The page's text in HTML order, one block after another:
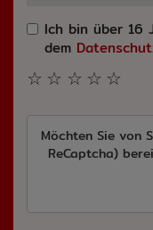
Ich bin über 16
dem
☆
☆
☆
☆
☆
Möchten Sie von
ReCaptcha)